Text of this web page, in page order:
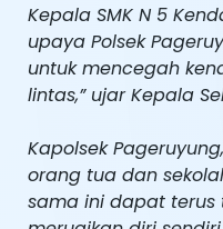
Kepala SMK N 5
upaya Polsek
untuk mencegah
lintas,” ujar Kepala
Kapolsek
orang tua dan
sama ini dapat